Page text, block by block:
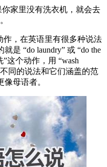
你家里没有洗衣机，就会去
作，在英语里有很多种说法
是 “do laundry” 或 “do the
这个动作，用 “wash
同的说法和它们涵盖的范
母语者。